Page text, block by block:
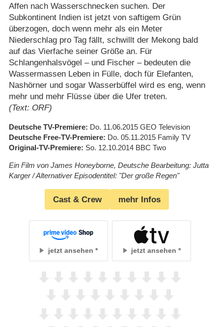
Affen nach Wasserschnecken suchen. Der
Subkontinent Indien ist jetzt von saftigem Grün
überzogen, doch wenn mehr als ein Meter
Niederschlag pro Tag fällt, schwillt der Mekong bald
auf das Vierfache seiner Größe an. Für
Schlangenhalsvögel – und Fischer – bedeuten die
Wassermassen Leben in Fülle, doch für Elefanten,
Nashörner und sogar Wasserbüffel wird es eng, wenn
mehr und mehr Flüsse über die Ufer treten.
(Text: ORF)
Deutsche TV-Premiere Do. 11.06.2015 GEO Television
Deutsche Free-TV-Premiere Do. 05.11.2015 Family TV
Original-TV-Premiere So. 12.10.2014 BBC Two
Ein Film von James Honeyborne, Deutsche Bearbeitung: Jutta
Karger / Alternativer Episodentitel: "Der große Regen"
Cast & Crew mehr Infos
jetzt ansehen jetzt ansehen